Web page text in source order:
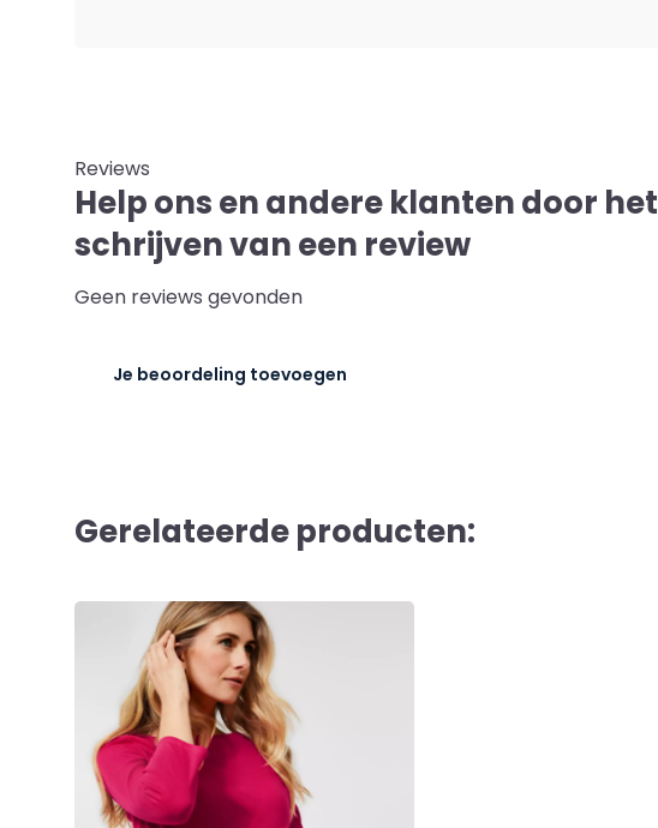
Reviews
Help ons en andere klanten door het
schrijven van een review
Geen reviews gevonden
Je beoordeling toevoegen
Gerelateerde producten: